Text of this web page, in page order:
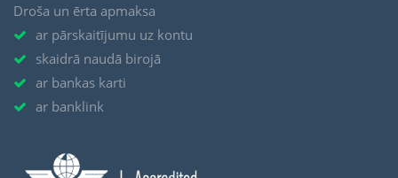
Droša un ērta apmaksa
ar pārskaitījumu uz kontu
skaidrā naudā birojā
ar bankas karti
ar banklink